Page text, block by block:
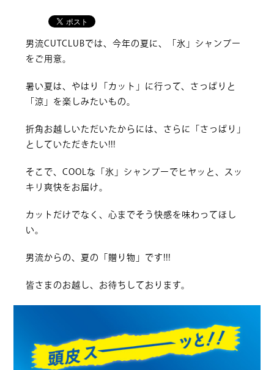
SITE MAP
男流CUTCLUBでは、今年の夏に、「氷」シャンプー
をご用意。
暑い夏は、やはり「カット」に行って、さっぱりと
「涼」を楽しみたいもの。
折角お越しいただいたからには、さらに「さっぱり」
としていただきたい!!!
そこで、COOLな「氷」シャンプーでヒヤッと、スッ
キリ爽快をお届け。
カットだけでなく、心までそう快感を味わってほし
い。
男流からの、夏の「贈り物」です!!!
皆さまのお越し、お待ちしております。